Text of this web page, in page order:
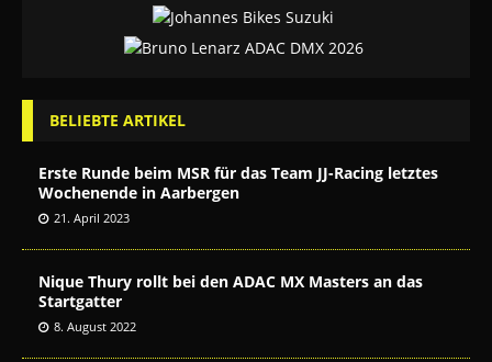
BELIEBTE ARTIKEL
Erste Runde beim MSR für das Team JJ-Racing letztes
Wochenende in Aarbergen
21. April 2023
Nique Thury rollt bei den ADAC MX Masters an das
Startgatter
8. August 2022